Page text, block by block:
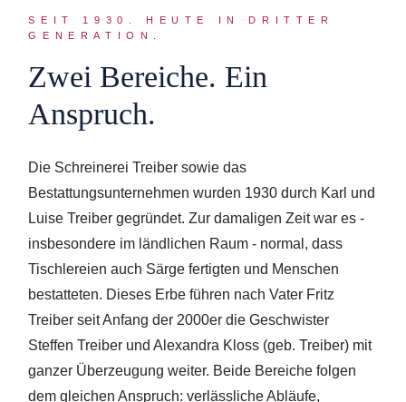
SEIT 1930. HEUTE IN DRITTER
GENERATION.
Zwei Bereiche. Ein
Anspruch.
Die Schreinerei Treiber sowie das
Bestattungsunternehmen wurden 1930 durch Karl und
Luise Treiber gegründet. Zur damaligen Zeit war es -
insbesondere im ländlichen Raum - normal, dass
Tischlereien auch Särge fertigten und Menschen
bestatteten. Dieses Erbe führen nach Vater Fritz
Treiber seit Anfang der 2000er die Geschwister
Steffen Treiber und Alexandra Kloss (geb. Treiber) mit
ganzer Überzeugung weiter. Beide Bereiche folgen
dem gleichen Anspruch: verlässliche Abläufe,